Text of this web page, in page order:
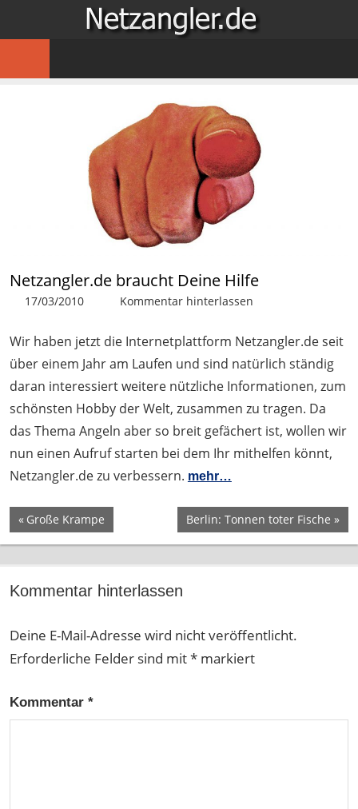
Netzangler.de braucht Deine Hilfe
17/03/2010 Patrick
Raubfischangeln
Kommentar hinterlassen
Wir haben jetzt die Internetplattform Netzangler.de seit
über einem Jahr am Laufen und sind natürlich ständig
daran interessiert weitere nützliche Informationen, zum
schönsten Hobby der Welt, zusammen zu tragen. Da
das Thema Angeln aber so breit gefächert ist, wollen wir
nun einen Aufruf starten bei dem Ihr mithelfen könnt,
Netzangler.de zu verbessern. mehr…
ANGELN
BRANDUNGSANGELN
FRIEDFISCHANGELN
GRUNDANGELN
KUTTERANGELN
RAUBFISCHANGELN
Beitragsnavigation
Vorheriger
Beitrag:
Große Krampe
Nächster
Beitrag:
Berlin: Tonnen toter Fische
Kommentar hinterlassen
Deine E-Mail-Adresse wird nicht veröffentlicht.
Erforderliche Felder sind mit*markiert
Kommentar *